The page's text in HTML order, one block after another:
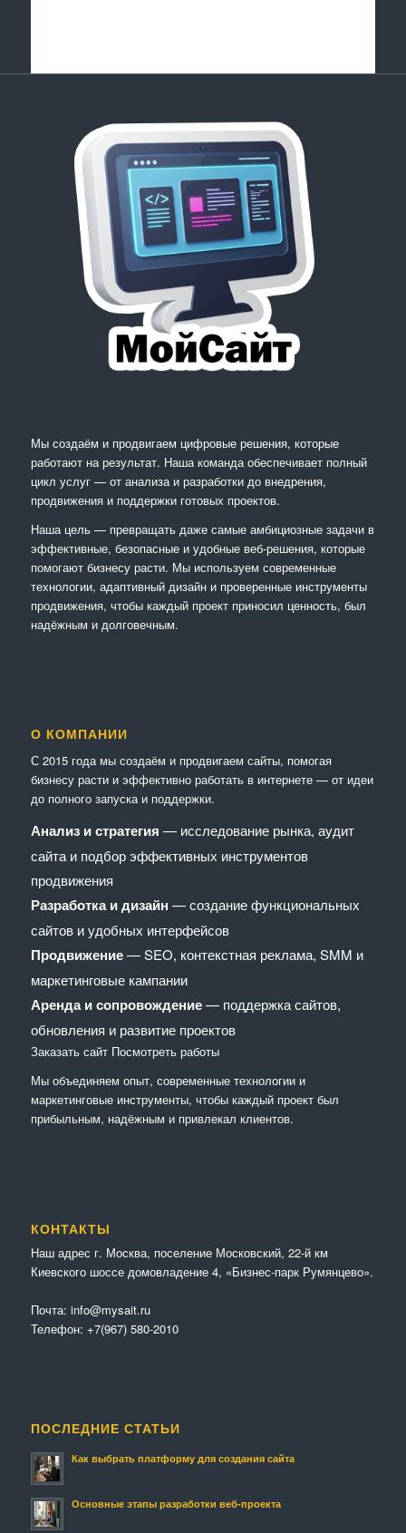
Мы создаём и продвигаем цифровые решения, которые
работают на результат. Наша команда обеспечивает полный
цикл услуг — от анализа и разработки до внедрения,
продвижения и поддержки готовых проектов.
Наша цель — превращать даже самые амбициозные задачи в
эффективные, безопасные и удобные веб-решения, которые
помогают бизнесу расти. Мы используем современные
технологии, адаптивный дизайн и проверенные инструменты
продвижения, чтобы каждый проект приносил ценность, был
надёжным и долговечным.
О КОМПАНИИ
С 2015 года мы создаём и продвигаем сайты, помогая
бизнесу расти и эффективно работать в интернете — от идеи
до полного запуска и поддержки.
Анализ и стратегия — исследование рынка, аудит
сайта и подбор эффективных инструментов
продвижения
Разработка и дизайн — создание функциональных
сайтов и удобных интерфейсов
Продвижение— SEO, контекстная реклама, SMM и
маркетинговые кампании
Аренда и сопровождение— поддержка сайтов,
обновления и развитие проектов
Заказать сайт Посмотреть работы
Мы объединяем опыт, современные технологии и
маркетинговые инструменты, чтобы каждый проект был
прибыльным, надёжным и привлекал клиентов.
КОНТАКТЫ
Наш адрес г. Москва, поселение Московский, 22-й км
Киевского шоссе домовладение 4, «Бизнес-парк Румянцево».
Почта: info@mysait.ru
Телефон: +7(967) 580-2010
ПОСЛЕДНИЕ СТАТЬИ
Как выбрать платформу для создания сайта
Основные этапы разработки веб-проекта